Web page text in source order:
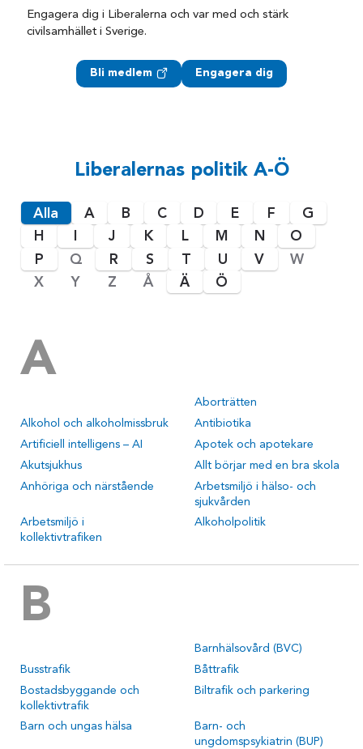
Engagera dig i Liberalerna och var med och stärk
civilsamhället i Sverige.
Bli medlem Engagera dig
Liberalernas politik A-Ö
Alla A B C D E F
G
H
J K L M N
O
P
Q R S U V
W
X
Y Z Å Ä Ö
A
Aborträtten
Alkohol och alkoholmissbruk
Antibiotika
Artificiell intelligens – AI
Apotek och apotekare
Akutsjukhus
Allt börjar med en bra skola
Anhöriga och närstående
Arbetsmiljö i hälso- och
sjukvården
Arbetsmiljö i
kollektivtrafiken
Alkoholpolitik
B
Barnhälsovård (BVC)
Busstrafik
Båttrafik
Bostadsbyggande och
kollektivtrafik
Biltrafik och parkering
Barn och ungas hälsa
Barn- och
ungdomspsykiatrin (BUP)